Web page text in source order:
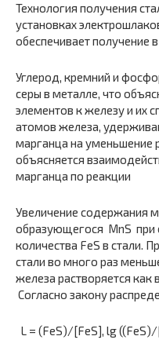
Технология получения
установ­ках
обеспечивает получение
Углерод, кремний и
серы в ме­талле, что
элементов к железу и их
атомов железа,
марганца на уменьшение
объясняется
марганца по реакции
Увеличение содержания
образую­щегося MnS при
количества FeS в стали.
стали во много раз
железа растворяется как
Согласно закону
L = (FeS)/[FeS], lg